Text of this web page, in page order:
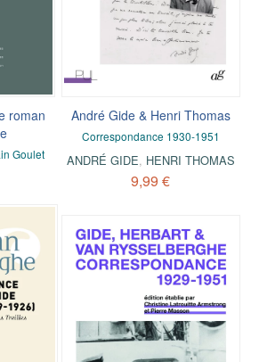
roman
Goulet
André Gide & Henri Thomas
Correspondance 1930-1951
ANDRÉ GIDE, HENRI THOMAS
9,99 €